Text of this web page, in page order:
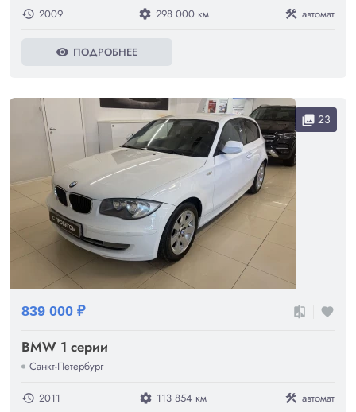
history 2009 settings 298 000 км construction автомат
visibility ПОДРОБНЕЕ
collections 23
839 000 ₽ compare favorite
BMW 1 серии
Санкт-Петербург
history 2011 settings 113 854 км construction автомат